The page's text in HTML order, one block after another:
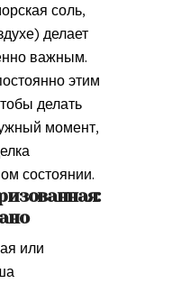
соль,
делает
важным.
этим
делать
момент,
состоянии.
или